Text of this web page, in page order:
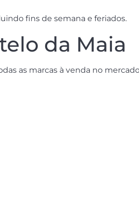
fins de semana e feriados.
da Maia
as marcas à venda no